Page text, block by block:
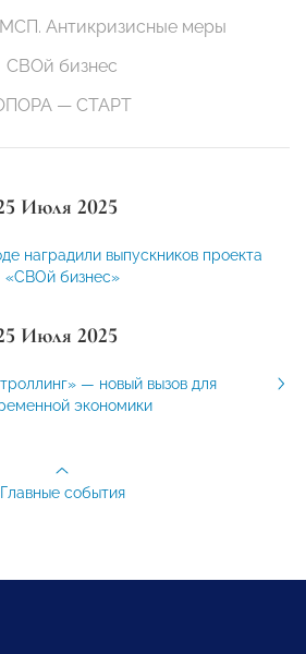
Антикризисные меры
СВОй бизнес
— СТАРТ
Июля 2025
наградили выпускников проекта
«СВОй бизнес»
Июля 2025
— новый вызов для
экономики
Главные события